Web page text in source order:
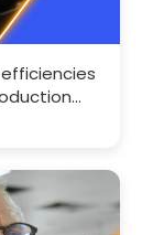
efficiencies